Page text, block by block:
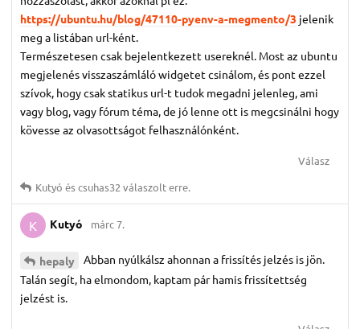
https://ubuntu.hu/blog/47110-pyenv-a-megmento/3 jelenik
meg a listában url-ként.
Természetesen csak bejelentkezett usereknél. Most az ubuntu
megjelenés visszaszámláló widgetet csinálom, és pont ezzel
szívok, hogy csak statikus url-t tudok megadni jelenleg, ami
vagy blog, vagy fórum téma, de jó lenne ott is megcsinálni hogy
kövesse az olvasottságot felhasználónként.
Válasz
Kutyó éscsuhas32 válaszolt erre.
K Kutyó márc 7.
hepaly
Abban nyúlkálsz ahonnan a frissítés jelzés is jön.
Talán segít, ha elmondom, kaptam pár hamis frissítettség
jelzést is.